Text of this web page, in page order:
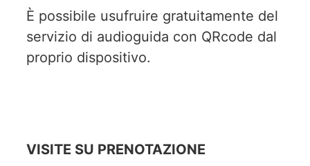
È possibile usufruire gratuitamente del
servizio di audioguida con QRcode dal
proprio dispositivo.
VISITE SU PRENOTAZIONE